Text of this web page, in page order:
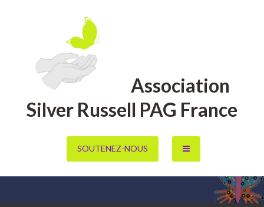
Association
Silver Russell PAG France
SOUTENEZ-NOUS